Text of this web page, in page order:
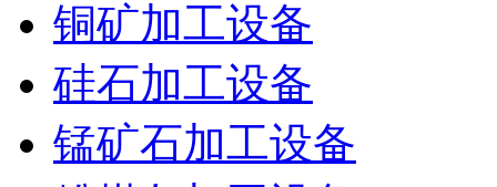
铜矿加工设备
硅石加工设备
锰矿石加工设备